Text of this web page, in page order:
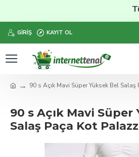
GIRIŞ KAYIT OL
90 s Açık Mavi Süper Yüksek Bel
90 s Açık Mavi Süper
Salaş Paça Kot